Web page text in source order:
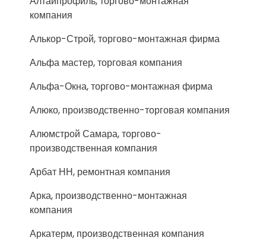
компания
Алькор-Строй, торгово-монтажная фирма
Альфа мастер, торговая компания
Альфа-Окна, торгово-монтажная фирма
Алюко, производственно-торговая компания
Алюмстрой Самара, торгово-
производственная компания
Арбат НН, ремонтная компания
Арка, производственно-монтажная
компания
Аркатерм, производственная компания